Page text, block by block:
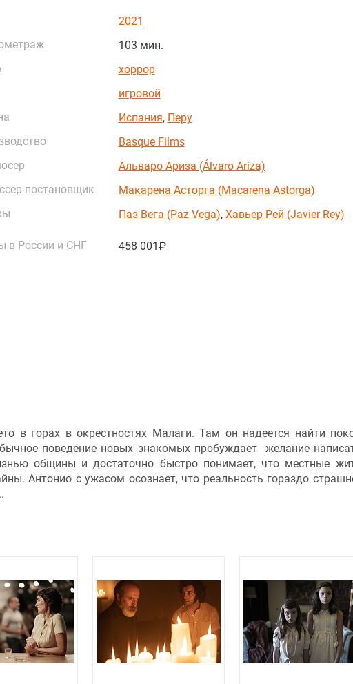
2021
103 мин.
хоррор
игровой
Испания, Перу
Basque Films
Альваро Ариза (Álvaro Ariza)
постановщик
Макарена Асторга (Macarena Astorga)
Паз Вега (Paz Vega), Хавьер Рей (Javier Rey)
в России и СНГ 458 001руб.
в горах в окрестностях Малаги. Там он надеется найти
поведение новых знакомых пробуждает желание
общины и достаточно быстро понимает, что местные
Антонио с ужасом осознает, что реальность гораздо